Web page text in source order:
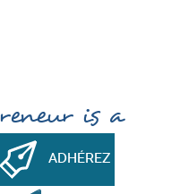
is a
ADHÉREZ